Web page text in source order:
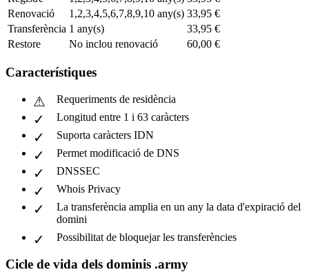
Renovació
1,2,3,4,5,6,7,8,9,10 any(s) 33,95 €
Transferència 1 any(s)
33,95 €
Restore
No inclou renovació 60,00 €
Característiques
Requeriments de residència
Longitud entre 1 i 63 caràcters
Suporta caràcters IDN
Permet modificació de DNS
DNSSEC
Whois Privacy
La transferència amplia en un any la data d'expiració del
domini
Possibilitat de bloquejar les transferències
Cicle de vida dels dominis .army